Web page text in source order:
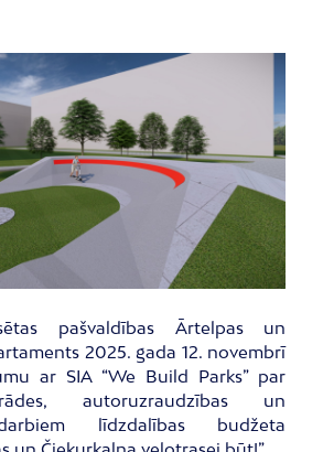
pašvaldības Ārtelpas un
2025. gada 12. novembrī
ar SIA “We Build Parks” par
autoruzraudzības un
līdzdalības budžeta